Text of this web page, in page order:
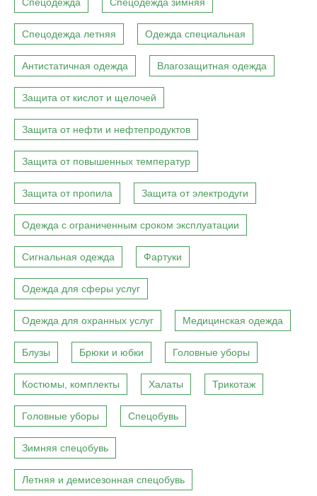
Спецодежда Спецодежда зимняя
Спецодежда летняя Одежда специальная
Антистатичная одежда Влагозащитная одежда
Защита от кислот и щелочей
Защита от нефти и нефтепродуктов
Защита от повышенных температур
Защита от пропила Защита от электродуги
Одежда с ограниченным сроком эксплуатации
Сигнальная одежда Фартуки
Одежда для сферы услуг
Одежда для охранных услуг Медицинская одежда
Блузы Брюки и юбки Головные уборы
Костюмы, комплекты Халаты Трикотаж
Головные уборы Спецобувь
Зимняя спецобувь
Летняя и демисезонная спецобувь